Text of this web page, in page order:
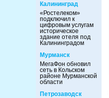
Калининград
«Ростелеком»
подключил к
цифровым услугам
историческое
здание отеля под
Калининградом
Мурманск
МегаФон обновил
сеть в Кольском
районе Мурманской
области
Петрозаводск